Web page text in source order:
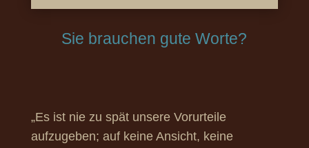
Sie brauchen gute Worte?
„Es ist nie zu spät unsere Vorurteile
aufzugeben; auf keine Ansicht, keine